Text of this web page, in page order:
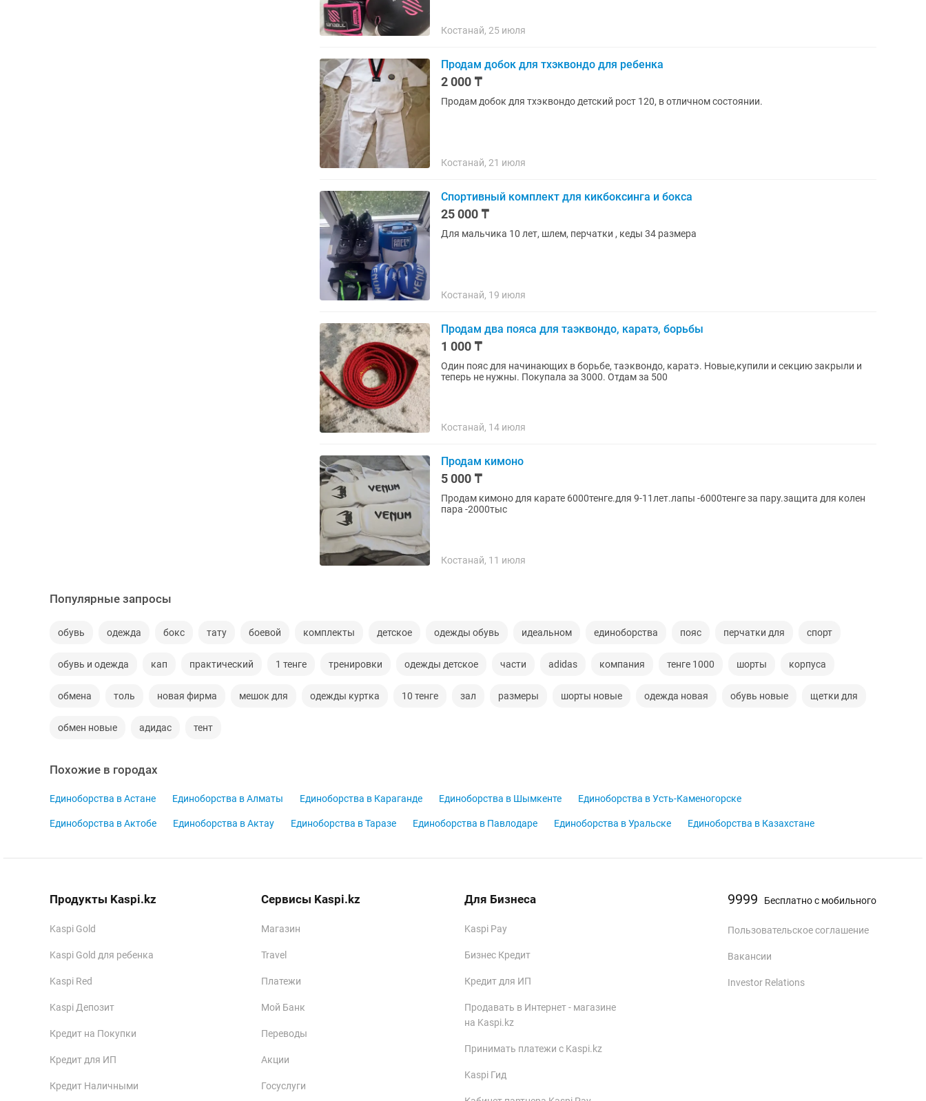
Костанай, 25 июля
Продам добок для тхэквондо для ребенка
2 000 ₸
Продам добок для тхэквондо детский рост 120, в отличном состоянии.
Костанай, 21 июля
Спортивный комплект для кикбоксинга и бокса
25 000 ₸
Для мальчика 10 лет, шлем, перчатки , кеды 34 размера
Костанай, 19 июля
Продам два пояса для таэквондо, каратэ, борьбы
1 000 ₸
Один пояс для начинающих в борьбе, таэквондо, каратэ. Новые,купили и секцию закрыли и
теперь не нужны. Покупала за 3000. Отдам за 500
Костанай, 14 июля
Продам кимоно
5 000 ₸
Продам кимоно для карате 6000тенге.для 9-11лет.лапы -6000тенге за пару.защита для колен
пара -2000тыс
Костанай, 11 июля
Популярные запросы
обувь одежда бокс тату боевой комплекты детское одежды обувь идеальном единоборства пояс перчатки для спорт
обувь и одежда кап практический 1 тенге тренировки одежды детское части adidas компания тенге 1000 шорты корпуса
обмена толь новая фирма мешок для одежды куртка 10 тенге зал размеры шорты новые одежда новая обувь новые щетки для
обмен новые адидас тент
Похожие в городах
Единоборства в Астане Единоборства в Алматы Единоборства в Караганде Единоборства в Шымкенте Единоборства в Усть-Каменогорске
Единоборства в Актобе Единоборства в Актау Единоборства в Таразе Единоборства в Павлодаре Единоборства в Уральске Единоборства в Казахстане
Продукты Kaspi.kz
Kaspi Gold
Kaspi Gold для ребенка
Kaspi Red
Kaspi Депозит
Кредит на Покупки
Кредит для ИП
Кредит Наличными
Сервисы Kaspi.kz
Магазин
Travel
Платежи
Мой Банк
Переводы
Акции
Госуслуги
Для Бизнеса
Kaspi Pay
Бизнес Кредит
Кредит для ИП
Продавать в Интернет - магазине
на Kaspi.kz
Принимать платежи с Kaspi.kz
Kaspi Гид
9999 Бесплатно с мобильного
Пользовательское соглашение
Вакансии
Investor Relations